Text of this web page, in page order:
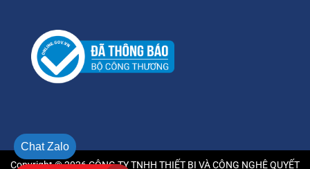
Chat Zalo
Copyright © 2026 CÔNG TY TNHH THIẾT BỊ VÀ CÔNG NGHỆ QUYẾT